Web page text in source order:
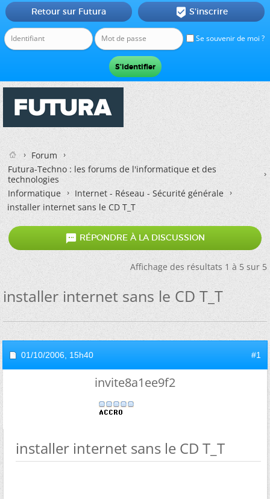
Se souvenir de moi ?
Retour sur Futura  S'inscrire
Forum
Futura-Techno : les forums de l'informatique et des
technologies
Informatique
Internet - Réseau - Sécurité générale
installer internet sans le CD T_T
 RÉPONDRE À LA DISCUSSION
Affichage des résultats 1 à 5 sur 5
installer internet sans le CD T_T
01/10/2006, 15h40 #1
invite8a1ee9f2
installer internet sans le CD T_T